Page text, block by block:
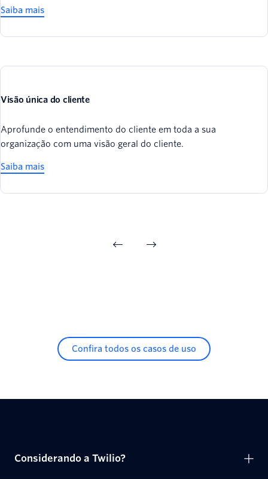
Saiba mais
Visão única do cliente
Aprofunde o entendimento do cliente em toda a sua
organização com uma visão geral do cliente.
Saiba mais
Confira todos os casos de uso
Considerando a Twilio?